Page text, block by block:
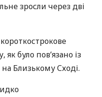
зросли через дві
було пов’язано із
Близькому Сході.